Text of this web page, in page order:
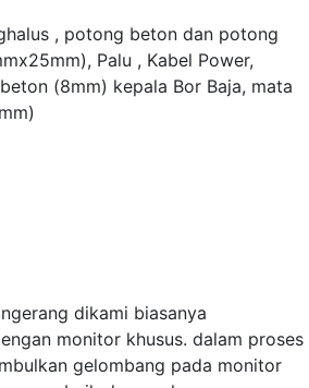
, potong beton dan potong
Palu , Kabel Power,
(8mm) kepala Bor Baja, mata
dikami biasanya
monitor khusus. dalam proses
gelombang pada monitor